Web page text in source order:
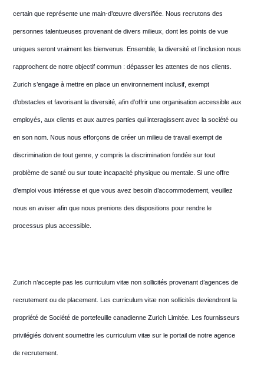
certain que représente une main-d’œuvre diversifiée. Nous recrutons des
personnes talentueuses provenant de divers milieux, dont les points de vue
uniques seront vraiment les bienvenus. Ensemble, la diversité et l’inclusion nous
rapprochent de notre objectif commun : dépasser les attentes de nos clients.
Zurich s’engage à mettre en place un environnement inclusif, exempt
d’obstacles et favorisant la diversité, afin d’offrir une organisation accessible aux
employés, aux clients et aux autres parties qui interagissent avec la société ou
en son nom. Nous nous efforçons de créer un milieu de travail exempt de
discrimination de tout genre, y compris la discrimination fondée sur tout
problème de santé ou sur toute incapacité physique ou mentale. Si une offre
d’emploi vous intéresse et que vous avez besoin d’accommodement, veuillez
nous en aviser afin que nous prenions des dispositions pour rendre le
processus plus accessible.
Zurich n’accepte pas les curriculum vitæ non sollicités provenant d’agences de
recrutement ou de placement. Les curriculum vitæ non sollicités deviendront la
propriété de Société de portefeuille canadienne Zurich Limitée. Les fournisseurs
privilégiés doivent soumettre les curriculum vitæ sur le portail de notre agence
de recrutement.